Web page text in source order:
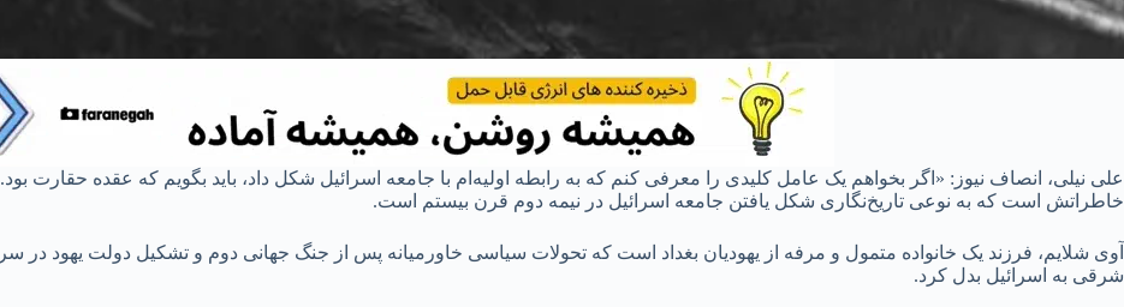
علی نیلی، انصاف نیوز: «اگر بخواهم یک عامل کلیدی را معرفی کنم که به رابطه اولیه‌ام با جامعه اسرائیل شکل داد، باید بگویم که عقده حقارت
خاطراتش است که به نوعی تاریخ‌نگاری شکل یافتن جامعه اسرائیل در نیمه دوم قرن بیستم است.
آوی شلایم، فرزند یک خانواده متمول و مرفه از یهودیان بغداد است که تحولات سیاسی خاورمیانه پس از جنگ جهانی دوم و تشکیل دولت یهود در
شرقی به اسرائیل بدل کرد.